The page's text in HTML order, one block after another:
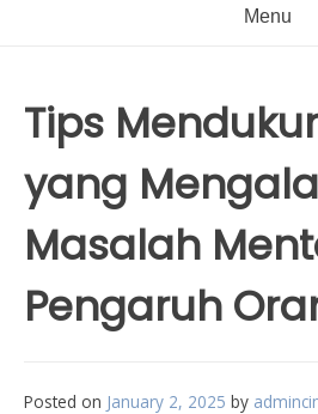
Menu
Tips
yang
Masalah
Pengaruh
Posted on January 2, 2025 by